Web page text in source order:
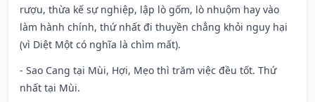
rượu, thừa kế sự nghiệp, lập lò gốm, lò nhuộm hay vào
làm hành chính, thứ nhất đi thuyền chẳng khỏi nguy hại
(vì Diệt Một có nghĩa là chìm mất).
- Sao Cang tại Mùi, Hợi, Mẹo thì trăm việc đều tốt. Thứ
nhất tại Mùi.